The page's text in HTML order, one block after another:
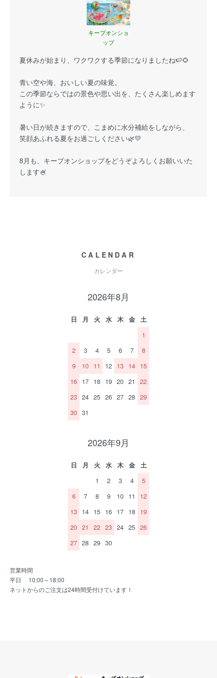
キープオンショ
ップ
夏休みが始まり、ワクワクする季節になりましたね🍉🌻
青い空や海、おいしい夏の味覚。
この季節ならではの景色や思い出を、たくさん楽しめます
ように✨
暑い日が続きますので、こまめに水分補給をしながら、
笑顔あふれる夏をお過ごしください🌿💛
8月も、キープオンショップをどうぞよろしくお願いいた
します🍧
CALENDAR
カレンダー
2026年8月
日 月 火 水 木 金
土
1
2
3 4 5 6 7
8
9
10 11 12 13 14 15
16 17 18 19 20 21
22
23 24 25 26 27 28 29
30 31
2026年9月
日 月 火 水 木 金
土
1
2 3 4
5
6
7 8 9 10 11
12
13 14 15 16 17 18 19
20 21 22 23 24 25 26
27 28 29 30
営業時間
平日 10:00～18:00
ネットからのご注文は24時間受付けています！